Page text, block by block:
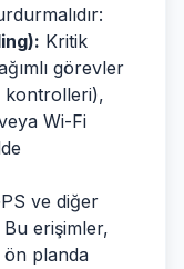
Kritik
görevler
kontrolleri),
Wi-Fi
ve diğer
erişimler,
ön planda